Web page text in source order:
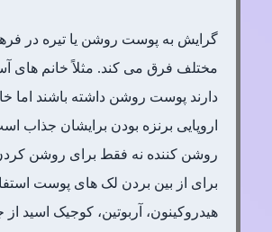
گرایش به پوست روشن یا تیره در
مختلف فرق می کند. مثلاً خانم های
دارند پوست روشن داشته باشند اما
اروپایی برنزه بودن برایشان جذاب
روشن کننده نه فقط برای روشن
برای از بین بردن لک های پوست
هیدروکینون، آربوتین، کوجیک اسید از